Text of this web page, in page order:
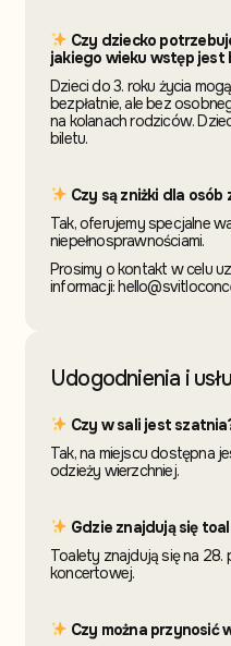
Czy dziecko
jakiego wieku wstęp jest
Dzieci do 3. roku życia
bezpłatnie, ale bez
na kolanach rodziców.
biletu.
Czy są zniżki dla osób
Tak, oferujemy specjalne
niepełnosprawnościami.
Prosimy o kontakt w celu
informacji:
Udogodnienia i
Czy w sali jest
Tak, na miejscu dostępna
odzieży wierzchniej.
Gdzie znajdują się
Toalety znajdują się na 28.
koncertowej.
Czy można przynosić